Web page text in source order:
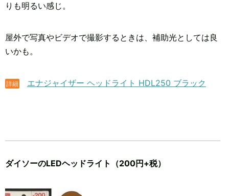
りも明るい感じ。
屋外で写真やビデオで撮影するときは、補助光としては良
いかも。
詳細 エナジャイザー ヘッドライト HDL250 ブラック
ダイソーのLEDヘッドライト（200円+税）